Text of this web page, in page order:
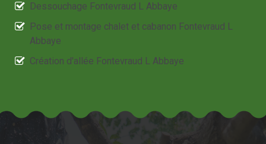
Dessouchage Fontevraud L Abbaye
Pose et montage chalet et cabanon Fontevraud L
Abbaye
Création d'allée Fontevraud L Abbaye